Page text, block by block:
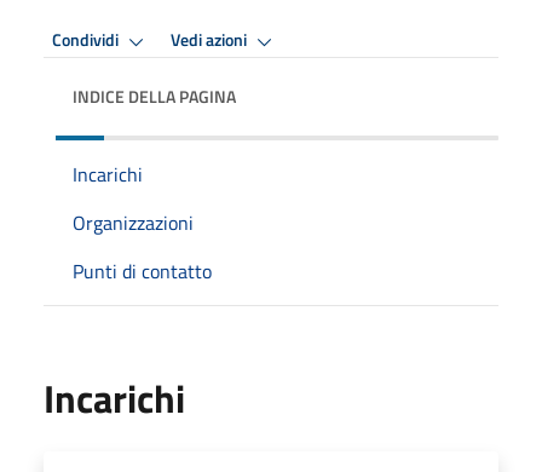
Condividi Vedi azioni
INDICE DELLA PAGINA
Incarichi
Organizzazioni
Punti di contatto
Incarichi